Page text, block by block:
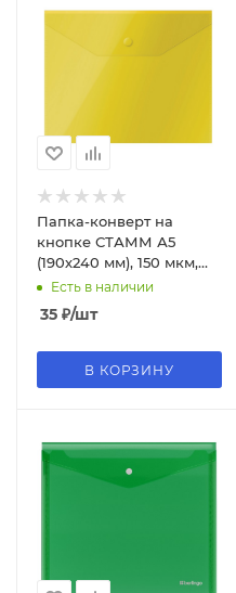
Папка-конверт на
кнопке СТАММ А5
(190х240 мм), 150 мкм,
пластик, прозрачная,
желтая, ММ-31903
Есть в наличии
35 ₽/шт
В КОРЗИНУ